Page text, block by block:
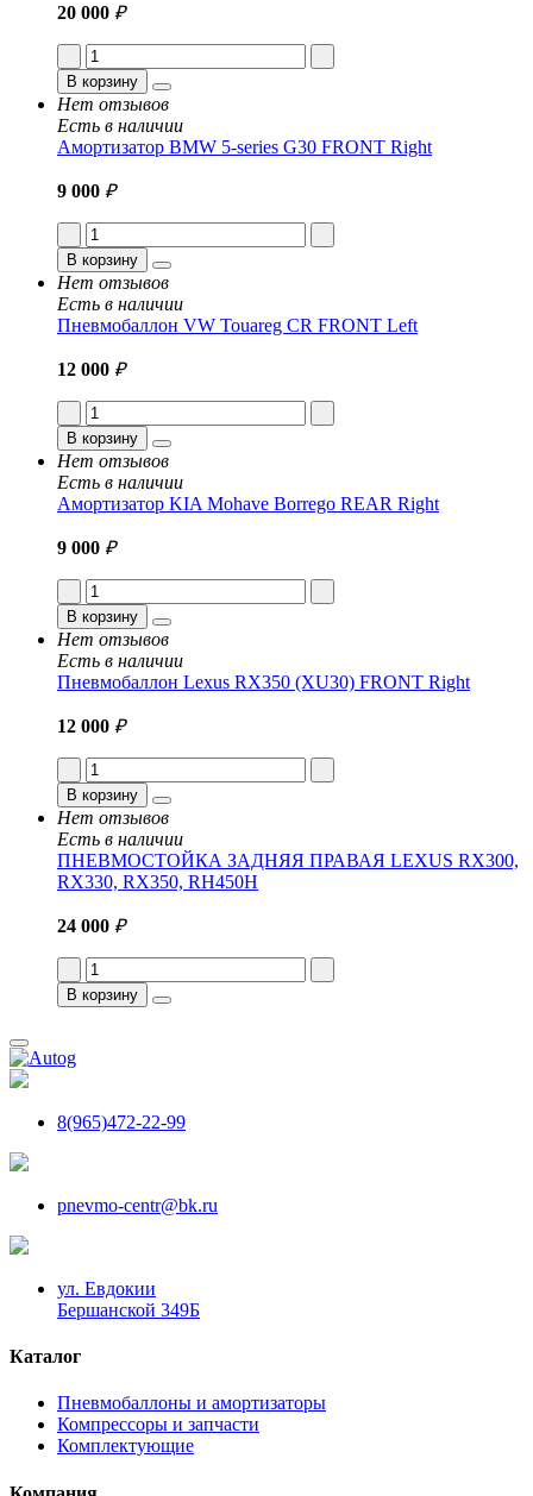
20 000 ₽
В корзину
Нет отзывов
Есть в наличии
Амортизатор BMW 5-series G30 FRONT Right
9 000 ₽
В корзину
Нет отзывов
Есть в наличии
Пневмобаллон VW Touareg CR FRONT Left
12 000 ₽
В корзину
Нет отзывов
Есть в наличии
Амортизатор KIA Mohave Borrego REAR Right
9 000 ₽
В корзину
Нет отзывов
Есть в наличии
Пневмобаллон Lexus RX350 (XU30) FRONT Right
12 000 ₽
В корзину
Нет отзывов
Есть в наличии
ПНЕВМОСТОЙКА ЗАДНЯЯ ПРАВАЯ LEXUS RX300,
RX330, RX350, RH450H
24 000 ₽
В корзину
8(965)472-22-99
pnevmo-centr@bk.ru
ул. Евдокии
Бершанской 349Б
Каталог
Пневмобаллоны и амортизаторы
Компрессоры и запчасти
Комплектующие